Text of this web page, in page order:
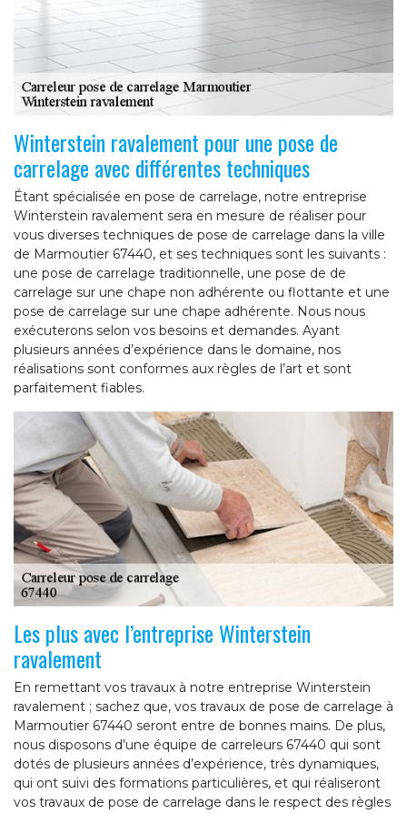
Winterstein ravalement pour une pose de
carrelage avec différentes techniques
Étant spécialisée en pose de carrelage, notre entreprise
Winterstein ravalement sera en mesure de réaliser pour
vous diverses techniques de pose de carrelage dans la ville
de Marmoutier 67440, et ses techniques sont les suivants :
une pose de carrelage traditionnelle, une pose de de
carrelage sur une chape non adhérente ou flottante et une
pose de carrelage sur une chape adhérente. Nous nous
exécuterons selon vos besoins et demandes. Ayant
plusieurs années d’expérience dans le domaine, nos
réalisations sont conformes aux règles de l’art et sont
parfaitement fiables.
Les plus avec l’entreprise Winterstein
ravalement
En remettant vos travaux à notre entreprise Winterstein
ravalement ; sachez que, vos travaux de pose de carrelage à
Marmoutier 67440 seront entre de bonnes mains. De plus,
nous disposons d’une équipe de carreleurs 67440 qui sont
dotés de plusieurs années d’expérience, très dynamiques,
qui ont suivi des formations particulières, et qui réaliseront
vos travaux de pose de carrelage dans le respect des règles